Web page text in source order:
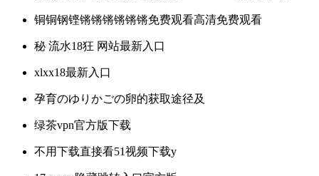
铜铜钢铿锵锵锵锵锵锵免费观看高清免费观看
秘 流水18狂 网站最新入口
xlxx18最新入口
孕育のゆりかごの卵的获取途径及
绿茶vpn官方版下载
不用下载直接看51视频下载y